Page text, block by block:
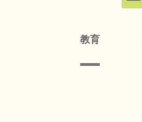
教育